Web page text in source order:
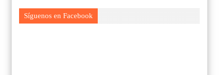
Síguenos en Facebook